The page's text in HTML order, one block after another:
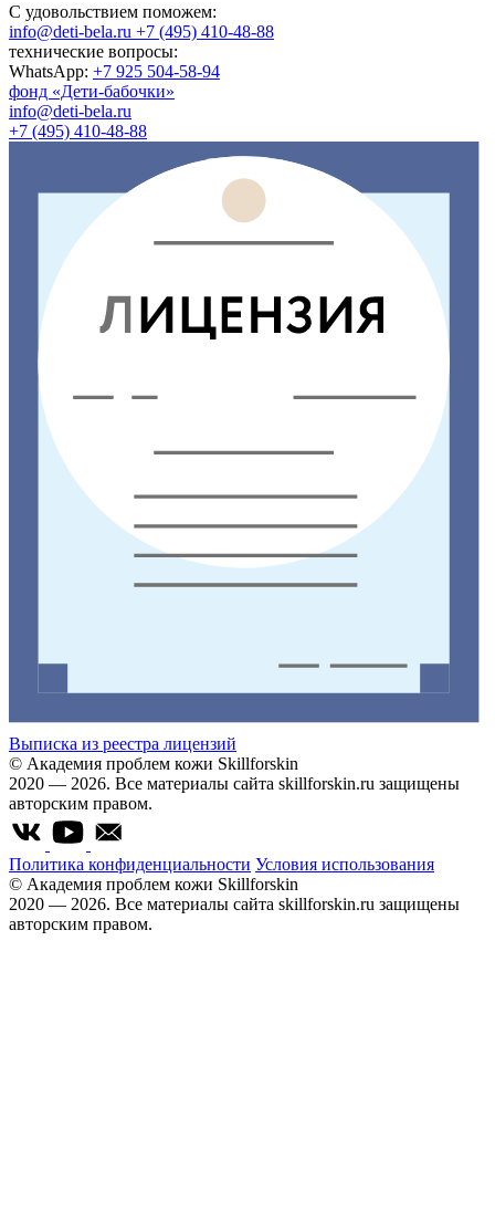
С удовольствием поможем:
info@deti-bela.ru +7 (495) 410-48-88
технические вопросы:
WhatsApp: +7 925 504-58-94
фонд «Дети-бабочки»
info@deti-bela.ru
+7 (495) 410-48-88
Выписка из реестра лицензий
© Академия проблем кожи Skillforskin
2020 — 2026. Все материалы сайта skillforskin.ru защищены
авторским правом.
Политика конфиденциальности Условия использования
© Академия проблем кожи Skillforskin
2020 — 2026. Все материалы сайта skillforskin.ru защищены
авторским правом.